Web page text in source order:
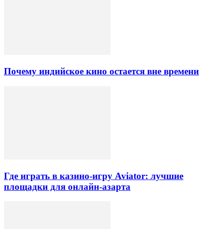
Почему индийское кино остается вне времени
Где играть в казино-игру Aviator: лучшие
площадки для онлайн-азарта